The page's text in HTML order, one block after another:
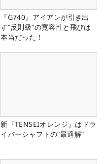
『G740』アイアンが引き出
す“反則級”の寛容性と飛びは
本当だった！
新『TENSEIオレンジ』はドラ
イバーシャフトの“最適解”